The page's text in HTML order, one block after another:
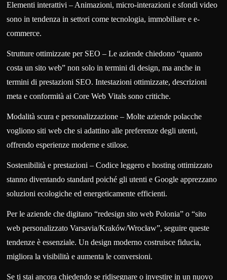
Elementi interattivi – Animazioni, micro-interazioni e sfondi video
sono in tendenza in settori come tecnologia, immobiliare e e-
commerce.
Strutture ottimizzate per SEO – Le aziende chiedono “quanto
costa un sito web” non solo in termini di design, ma anche in
termini di prestazioni SEO. Intestazioni ottimizzate, descrizioni
meta e conformità ai Core Web Vitals sono critiche.
Modalità scura e personalizzazione – Molte aziende polacche
vogliono siti web che si adattino alle preferenze degli utenti,
offrendo esperienze moderne e stilose.
Sostenibilità e prestazioni – Codice leggero e hosting ottimizzato
stanno diventando standard poiché gli utenti e Google apprezzano
soluzioni ecologiche ed energeticamente efficienti.
Per le aziende che digitano “redesign sito web Polonia” o “sito
web personalizzato Varsavia/Kraków/Wrocław”, seguire queste
tendenze è essenziale. Un design moderno costruisce fiducia,
migliora la visibilità e aumenta le conversioni.
Se ti stai ancora chiedendo se ridisegnare o investire in un nuovo